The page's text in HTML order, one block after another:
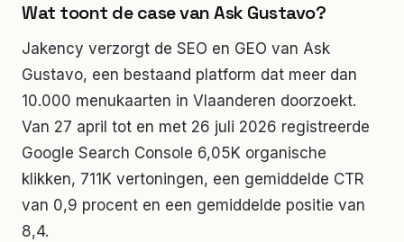
Wat toont de case van Ask Gustavo?
Jakency verzorgt de SEO en GEO van Ask
Gustavo, een bestaand platform dat meer dan
10.000 menukaarten in Vlaanderen doorzoekt.
Van 27 april tot en met 26 juli 2026 registreerde
Google Search Console 6,05K organische
klikken, 711K vertoningen, een gemiddelde CTR
van 0,9 procent en een gemiddelde positie van
8,4.